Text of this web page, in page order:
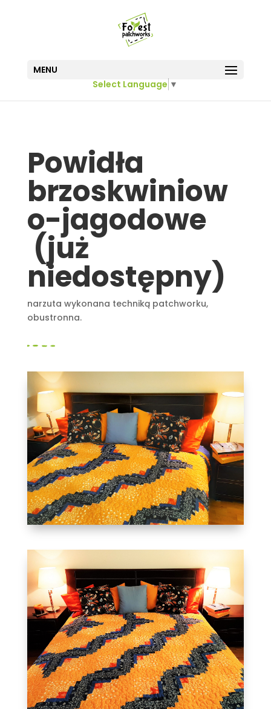
MENU
Select Language ▼
Powidła
brzoskwiniow
o-jagodowe
(już
niedostępny)
narzuta wykonana techniką patchworku,
obustronna.